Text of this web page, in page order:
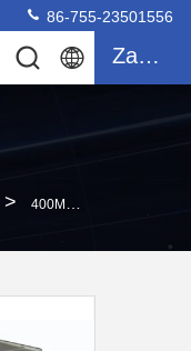
86-755-23501556
Zacytować
> 400MM V Cut Pcb Depanelizer , V Cut PCB Depaneling Machine For V Groove PCB Board